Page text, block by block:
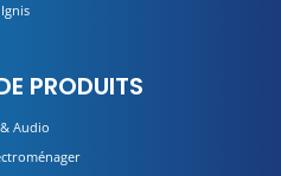
Ignis
PRODUITS
Audio